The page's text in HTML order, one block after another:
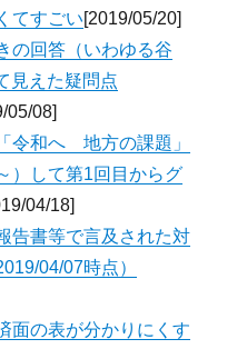
てすごい[2019/05/20]
の回答（いわゆる谷
見えた疑問点
05/08]
令和へ 地方の課題」
）して第1回目からグ
04/18]
告書等で言及された対
04/07時点）
面の表が分かりにくす